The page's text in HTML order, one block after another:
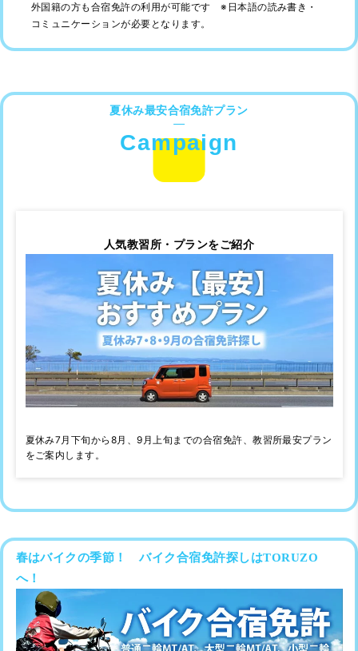
外国籍の方も合宿免許の利用が可能です ※日本語の読み書き・
コミュニケーションが必要となります。
夏休み最安合宿免許プラン
人気教習所・プランをご紹介
夏休み7月下旬から8月、9月上旬までの合宿免許、教習所最安プラン
をご案内します。
春はバイクの季節！ バイク合宿免許探しはTORUZO
へ！